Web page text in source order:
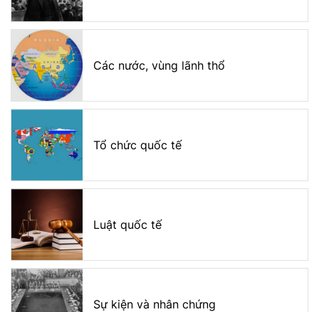
Các nước, vùng lãnh thổ
Tổ chức quốc tế
Luật quốc tế
Sự kiện và nhân chứng